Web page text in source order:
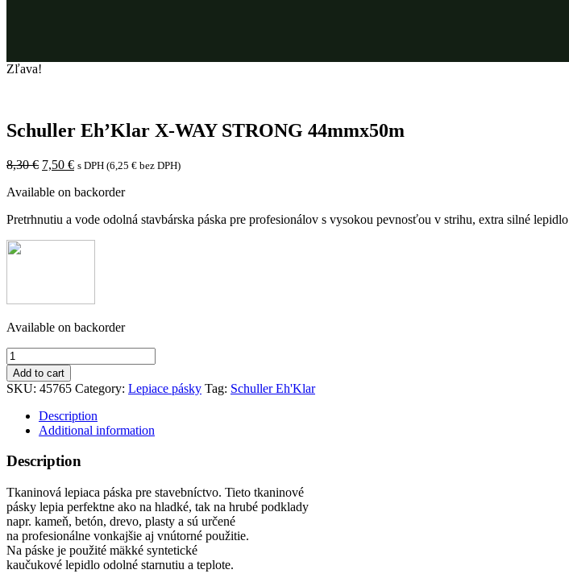
Zľava!
Schuller Eh’Klar X-WAY STRONG 44mmx50m
8,30€ 7,50 € s DPH (6,25 € bez DPH)
Available on backorder
Pretrhnutiu a vode odolná stavbárska páska pre profesionálov s vysokou pevnosťou v strihu, extra silné lepidlo
Available on backorder
Schuller
Eh’Klar
X-
WAY
STRONG
44mmx50m
quantity
Add to cart
SKU: 45765 Category: Lepiace pásky Tag: Schuller Eh'Klar
Description
Additional information
Description
Tkaninová lepiaca páska pre stavebníctvo. Tieto tkaninové
pásky lepia perfektne ako na hladké, tak na hrubé podklady
napr. kameň, betón, drevo, plasty a sú určené
na profesionálne vonkajšie aj vnútorné použitie.
Na páske je použité mäkké syntetické
kaučukové lepidlo odolné starnutiu a teplote.